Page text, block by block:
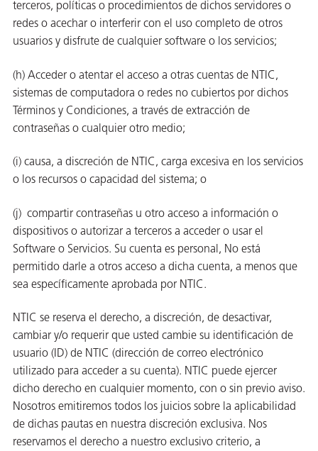
terceros, políticas o procedimientos de dichos servidores o
redes o acechar o interferir con el uso completo de otros
usuarios y disfrute de cualquier software o los servicios;
(h) Acceder o atentar el acceso a otras cuentas de NTIC,
sistemas de computadora o redes no cubiertos por dichos
Términos y Condiciones, a través de extracción de
contraseñas o cualquier otro medio;
(i) causa, a discreción de NTIC, carga excesiva en los servicios
o los recursos o capacidad del sistema; o
(j) compartir contraseñas u otro acceso a información o
dispositivos o autorizar a terceros a acceder o usar el
Software o Servicios. Su cuenta es personal, No está
permitido darle a otros acceso a dicha cuenta, a menos que
sea específicamente aprobada por NTIC.
NTIC se reserva el derecho, a discreción, de desactivar,
cambiar y/o requerir que usted cambie su identificación de
usuario (ID) de NTIC (dirección de correo electrónico
utilizado para acceder a su cuenta). NTIC puede ejercer
dicho derecho en cualquier momento, con o sin previo aviso.
Nosotros emitiremos todos los juicios sobre la aplicabilidad
de dichas pautas en nuestra discreción exclusiva. Nos
reservamos el derecho a nuestro exclusivo criterio, a